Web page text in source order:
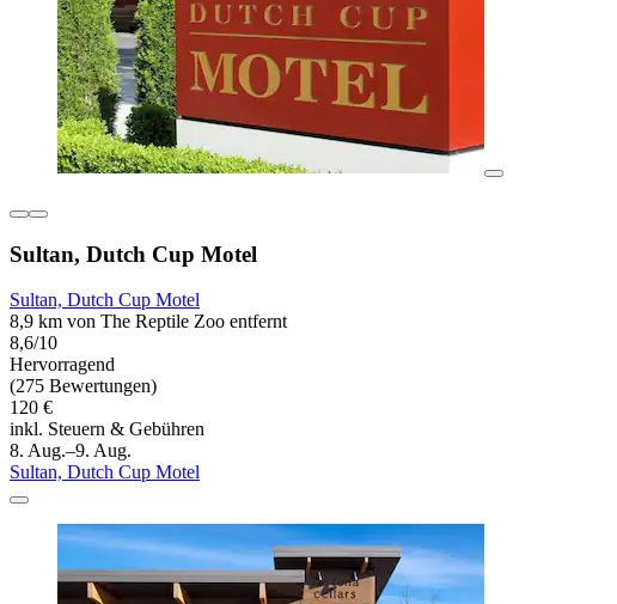
Sultan, Dutch Cup Motel
Sultan, Dutch Cup Motel
8,9 km von The Reptile Zoo entfernt
8,6/10
Hervorragend
(275 Bewertungen)
120 €
inkl. Steuern & Gebühren
8. Aug.–9. Aug.
Sultan, Dutch Cup Motel